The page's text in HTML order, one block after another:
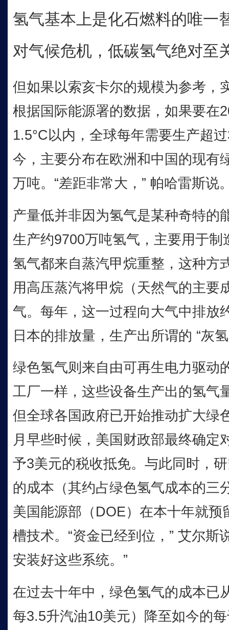
氢气基本上是化石燃料的唯一
对气候危机，低碳氢气绝对至
但如果以索亥卡尔的规模为参考，
根据国际能源署的数据，如果要在
1.5°C以内，全球每年需要生产超
今，主要分布在欧洲和中国的现有
万吨。“差距非常大，” 帕哈雷斯说
产量低并非因为氢气是某种奇特的
生产约9700万吨氢气，主要用于
氢气都来自蒸汽甲烷重整，这种方
用高压蒸汽将甲烷（天然气的主要
气。每年，这一过程向大气中排放
日本的排放量，生产出所谓的 “灰
绿色氢气则来自由可再生电力驱动
工厂一样，这些设备生产出的氢气
但全球各国政府已开始推动扩大绿
月早些时候，美国财政部最终确定
予3美元的税收抵免。与此同时，
的成本（其约占绿色氢气成本的三
美国能源部（DOE）在本十年就
槽技术。“资金已经到位，” 艾尔斯
安装好这些系统。”
在过去十年中，绿色氢气的成本已
每3.5升汽油10美元）降至如今的